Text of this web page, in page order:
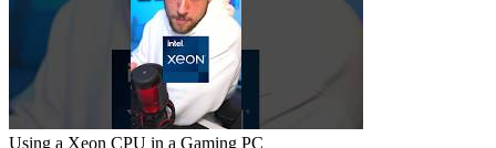
Using a Xeon CPU in a Gaming PC